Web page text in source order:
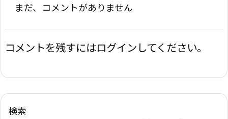
まだ、コメントがありません
コメントを残すにはログインしてください。
検索